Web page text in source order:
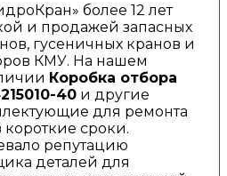
более 12 лет
и продажей запасных
гусеничных кранов и
КМУ. На нашем
Коробка отбора
40 и другие
для ремонта
короткие сроки.
репутацию
деталей для